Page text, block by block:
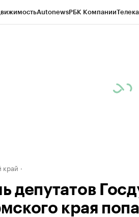
AutonewsРБК Компании
край
депутатов
края